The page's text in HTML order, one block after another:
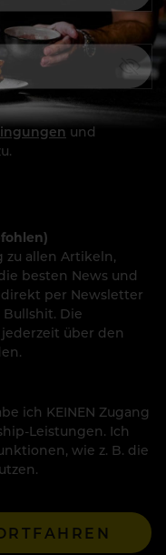
und
zu allen Artikeln,
besten News und
per Newsletter
Die
über den
ich KEINEN Zugang
Leistungen. Ich
wie z. B. die